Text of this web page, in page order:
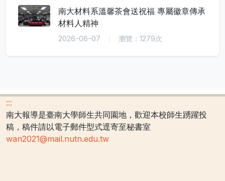
南大材料系溫馨茶會送祝福 專屬徽章傳承
材料人精神
2026-06-07 瀏覽：1279次
:::
南大報導是臺南大學師生共同園地，歡迎本校師生踴躍投
稿，稿件請以電子郵件型式逕寄至秘書室
wan2021@mail.nutn.edu.tw